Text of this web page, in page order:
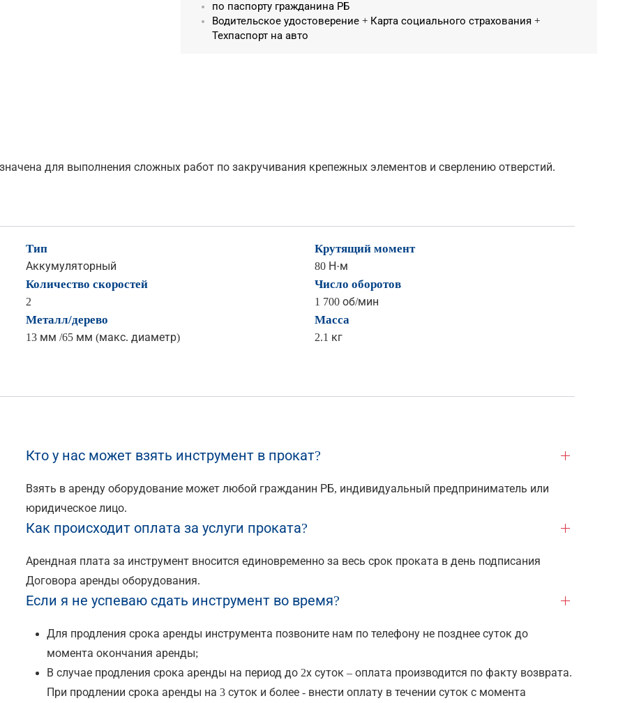
по паспорту гражданина РБ
Водительское удостоверение + Карта социального страхования +
Техпаспорт на авто
для выполнения сложных работ по закручивания крепежных элементов и сверлению отверстий.
Тип
Аккумуляторный
Крутящий момент
80 Н·м
Количество скоростей
2
Число оборотов
1 700 об/мин
Металл/дерево
13 мм /65 мм (макс. диаметр)
Масса
2.1 кг
Кто у нас может взять инструмент в прокат?
Взять в аренду оборудование может любой гражданин РБ, индивидуальный предприниматель или
юридическое лицо.
Как происходит оплата за услуги проката?
Арендная плата за инструмент вносится единовременно за весь срок проката в день подписания
Договора аренды оборудования.
Если я не успеваю сдать инструмент во время?
Для продления срока аренды инструмента позвоните нам по телефону не позднее суток до
момента окончания аренды;
В случае продления срока аренды на период до 2х суток – оплата производится по факту возврата.
При продлении срока аренды на 3 суток и более - внести оплату в течении суток с момента